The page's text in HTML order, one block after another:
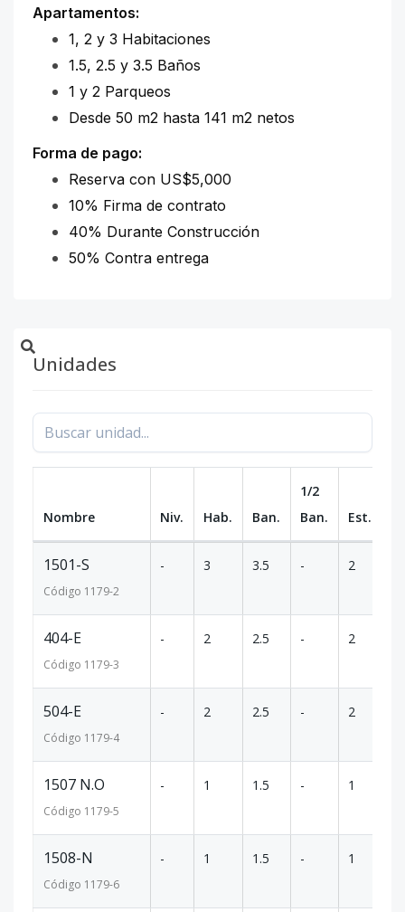
Apartamentos:
1, 2 y 3 Habitaciones
1.5, 2.5 y 3.5 Baños
1 y 2 Parqueos
Desde 50 m2 hasta 141 m2 netos
Forma de pago:
Reserva con US$5,000
10% Firma de contrato
40% Durante Construcción
50% Contra entrega
Unidades
Nombre Niv. Hab. Ban.
1/2
Ban.
Est.
1501-S
Código 1179-2
- 3 3.5 - 2
404-E
Código 1179-3
- 2 2.5 - 2
504-E
Código 1179-4
- 2 2.5 - 2
1507 N.O
Código 1179-5
- 1 1.5 - 1
1508-N
Código 1179-6
- 1 1.5 - 1